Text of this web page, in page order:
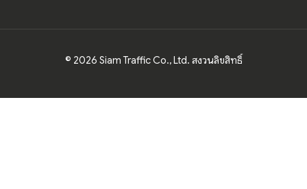
© 2026 Siam Traffic Co., Ltd. สงวนลิขสิทธิ์